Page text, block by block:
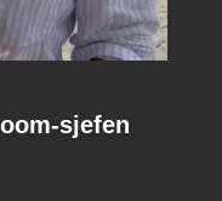
sjefen